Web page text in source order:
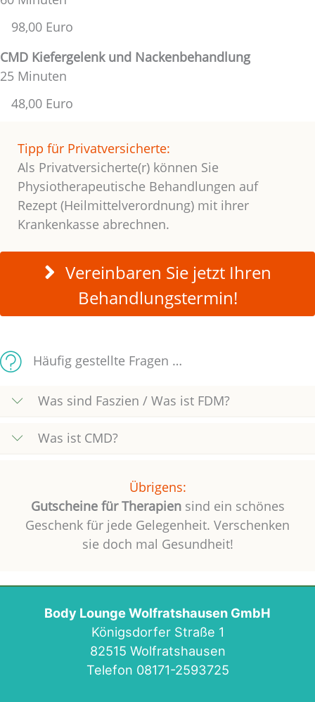
98,00 Euro
CMD Kiefergelenk und Nackenbehandlung
25 Minuten
48,00 Euro
Tipp für Privatversicherte:
Als Privatversicherte(r) können Sie
Physiotherapeutische Behandlungen auf
Rezept (Heilmittelverordnung) mit ihrer
Krankenkasse abrechnen.
Vereinbaren Sie jetzt Ihren
Behandlungstermin!
Häufig gestellte Fragen …
Was sind Faszien / Was ist FDM?
Was ist CMD?
Übrigens:
Gutscheine für Therapiensind ein schönes
Geschenk für jede Gelegenheit. Verschenken
sie doch mal Gesundheit!
Body Lounge Wolfratshausen GmbH
Königsdorfer Straße 1
82515 Wolfratshausen
Telefon 08171-2593725